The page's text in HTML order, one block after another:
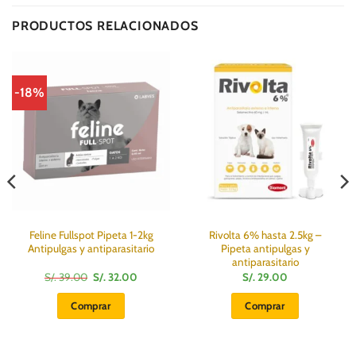
PRODUCTOS RELACIONADOS
-18%
Feline Fullspot Pipeta 1-2kg
Antipulgas y antiparasitario
S/.39.00 El
precio
original
era:
S/.
S/.32.00
Comprar
Rivolta 6% hasta 2.5kg –
Pipeta antipulgas y
antiparasitario
S/.29.00
Comprar